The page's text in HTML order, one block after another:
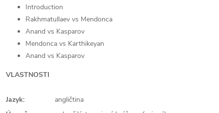
Introduction
Rakhmatullaev vs Mendonca
Anand vs Kasparov
Mendonca vs Karthikeyan
Anand vs Kasparov
VLASTNOSTI
Jazyk:
angličtina